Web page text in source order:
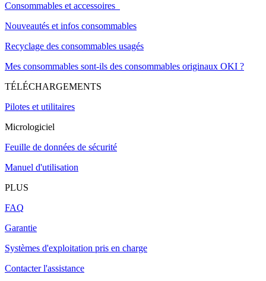
Consommables et accessoires
Nouveautés et infos consommables
Recyclage des consommables usagés
Mes consommables sont-ils des consommables originaux OKI ?
TÉLÉCHARGEMENTS
Pilotes et utilitaires
Micrologiciel
Feuille de données de sécurité
Manuel d'utilisation
PLUS
FAQ
Garantie
Systèmes d'exploitation pris en charge
Contacter l'assistance